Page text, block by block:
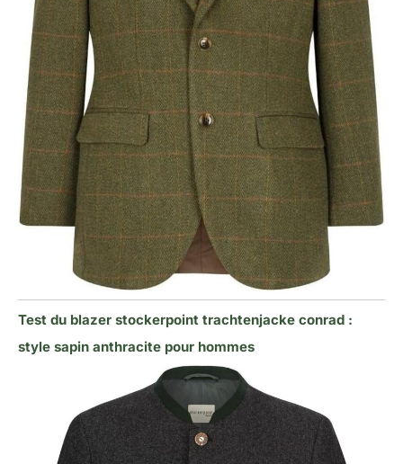
Test du blazer stockerpoint trachtenjacke conrad :
style sapin anthracite pour hommes